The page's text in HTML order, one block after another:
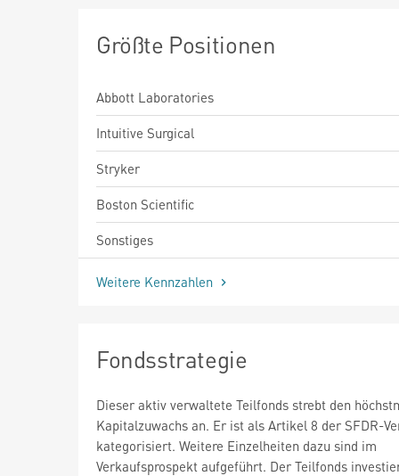
Größte Positionen
Abbott Laboratories
Intuitive Surgical
Stryker
Boston Scientific
Sonstiges
Weitere Kennzahlen
Fondsstrategie
Dieser aktiv verwaltete Teilfonds strebt den
Kapitalzuwachs an. Er ist als Artikel 8 der SFDR-
kategorisiert. Weitere Einzelheiten dazu sind im
Verkaufsprospekt aufgeführt. Der Teilfonds